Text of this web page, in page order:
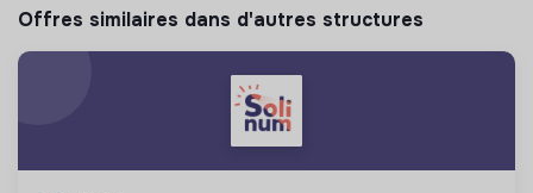
Offres similaires dans d'autres structures